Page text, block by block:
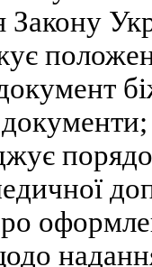
Закону
документи;